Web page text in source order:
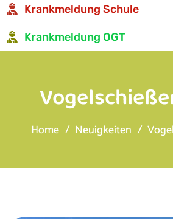
Krankmeldung Schule
Krankmeldung OGT
Home Neuigkeiten